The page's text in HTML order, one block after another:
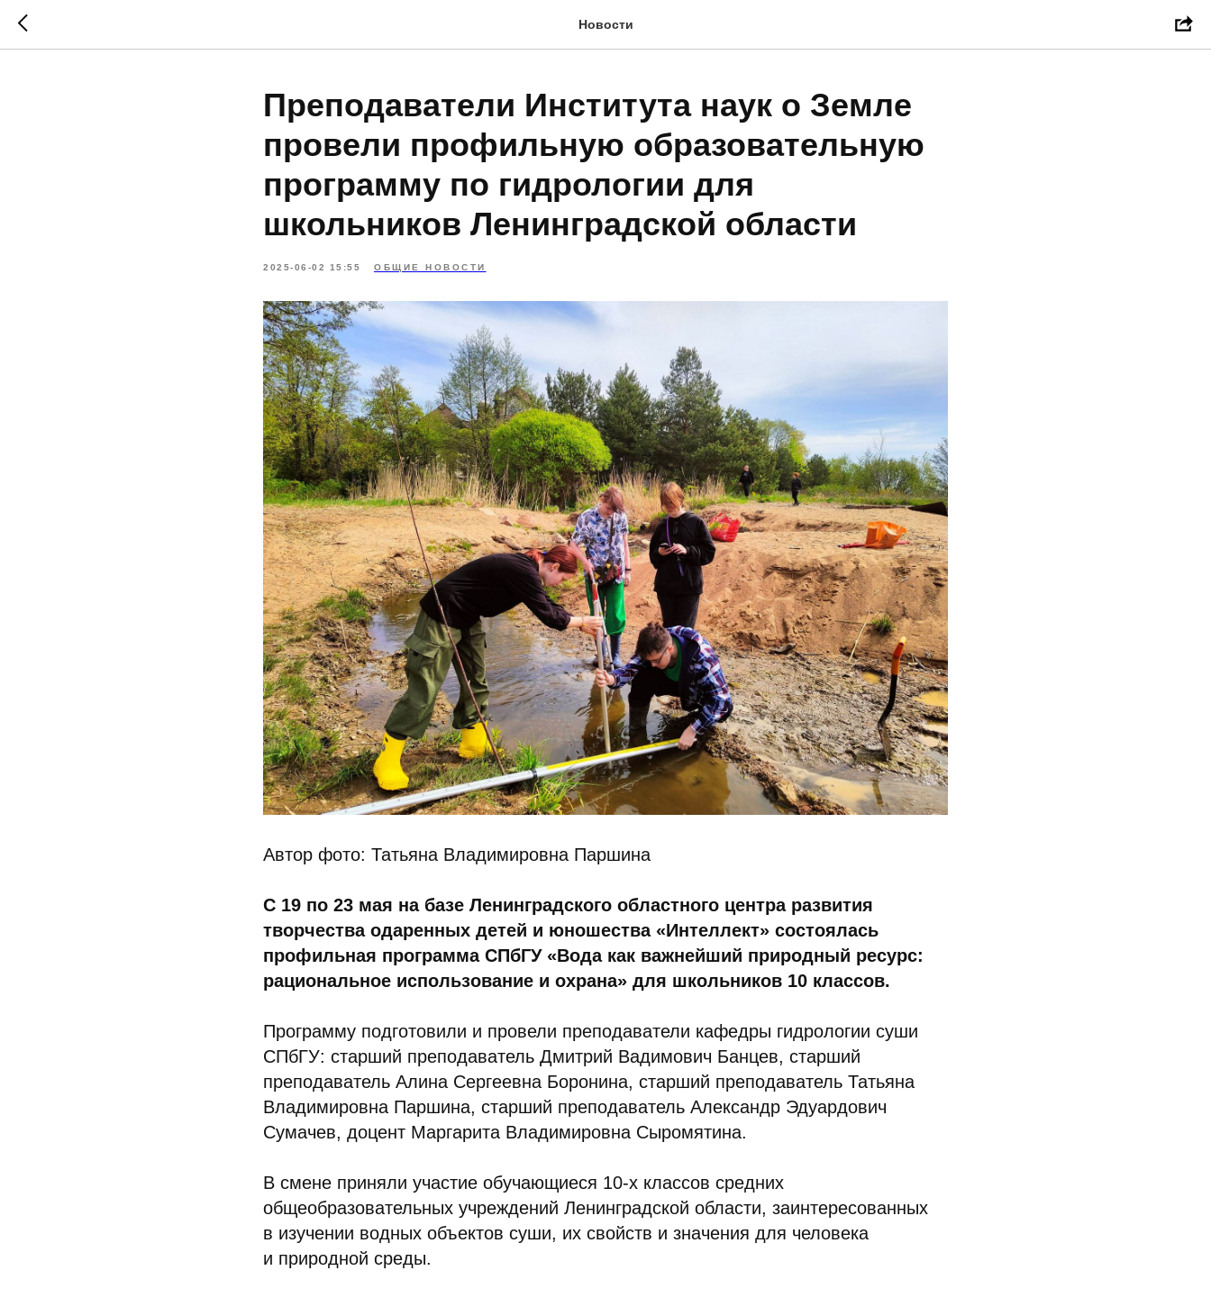
Новости
Преподаватели Института наук о Земле
провели профильную образовательную
программу по гидрологии для
школьников Ленинградской области
2025-06-02 15:55 ОБЩИЕ НОВОСТИ
Автор фото: Татьяна Владимировна Паршина
С 19 по 23 мая на базе Ленинградского областного центра развития
творчества одаренных детей и юношества «Интеллект» состоялась
профильная программа СПбГУ «Вода как важнейший природный ресурс:
рациональное использование и охрана» для школьников 10 классов.
Программу подготовили и провели преподаватели кафедры гидрологии суши
СПбГУ: старший преподаватель Дмитрий Вадимович Банцев, старший
преподаватель Алина Сергеевна Боронина, старший преподаватель Татьяна
Владимировна Паршина, старший преподаватель Александр Эдуардович
Сумачев, доцент Маргарита Владимировна Сыромятина.
В смене приняли участие обучающиеся 10-х классов средних
общеобразовательных учреждений Ленинградской области, заинтересованных
в изучении водных объектов суши, их свойств и значения для человека
и природной среды.